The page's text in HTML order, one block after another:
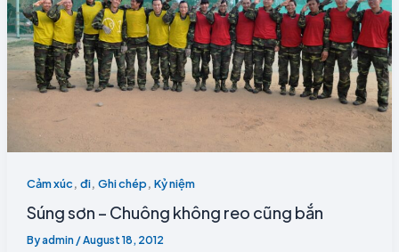
Cảm xúc, đi, Ghi chép, Kỷ niệm
Súng sơn – Chuông không reo cũng bắn
Byadmin /August 18, 2012